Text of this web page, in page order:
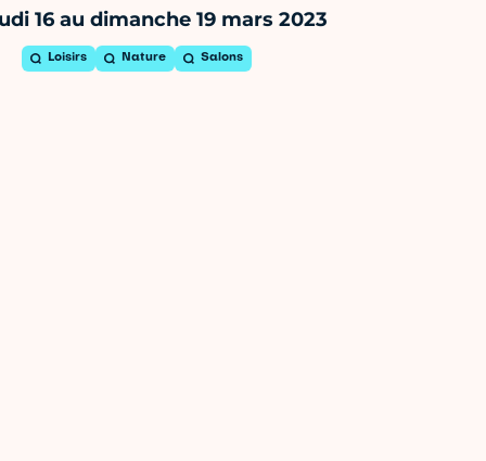
16 au dimanche 19 mars 2023
Loisirs Nature Salons